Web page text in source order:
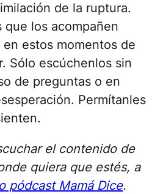
de la ruptura.
los acompañen
estos momentos de
Sólo escúchenlos sin
de preguntas o en
Permítanles
el contenido de
quiera que estés, a
pódcast Mamá Dice.